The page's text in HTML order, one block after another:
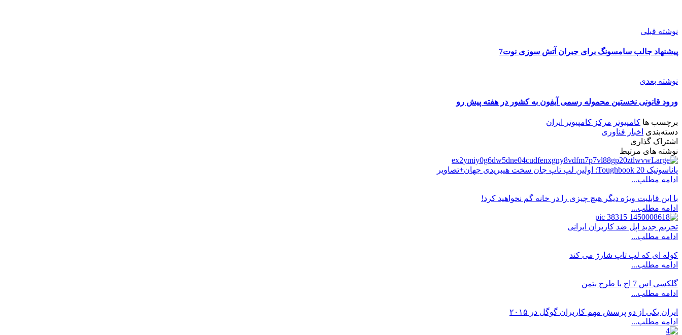
نوشته قبلی
پیشنهاد جالب سامسونگ برای جبران آتش سوزی نوت7
نوشته بعدی
ورود قانونی نخستین محموله رسمی آیفون به کشور در هفته پیش رو
برچسب ها کامپیوتر مرکز کامپیوتر ایران
دسته‌بندی اخبار فناوری
اشتراک گذاری
نوشته های مرتبط
پاناسونیک Toughbook 20: اولین لپ تاپ جان سخت هیبریدی جهان+تصاویر
ادامه مطلب...
با این قابلیت ویژه دیگر هیچ‌ چیزی را در خانه گم نخواهید کرد!
ادامه مطلب...
تحریم جدید اپل ضد کاربران ایرانی
ادامه مطلب...
کوله ای که لپ تاپ شارژ می کند
ادامه مطلب...
گلکسی اس 7 اج با طرح بتمن
ادامه مطلب...
ایران یکی از دو پرسش مهم کاربران گوگل در ۲۰۱۵
ادامه مطلب...